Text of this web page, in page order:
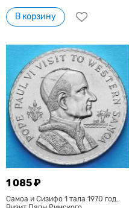
В корзину
1 085 ₽
Самоа и Сизифо 1 тала 1970 год.